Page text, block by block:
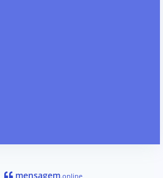
mensagem.online